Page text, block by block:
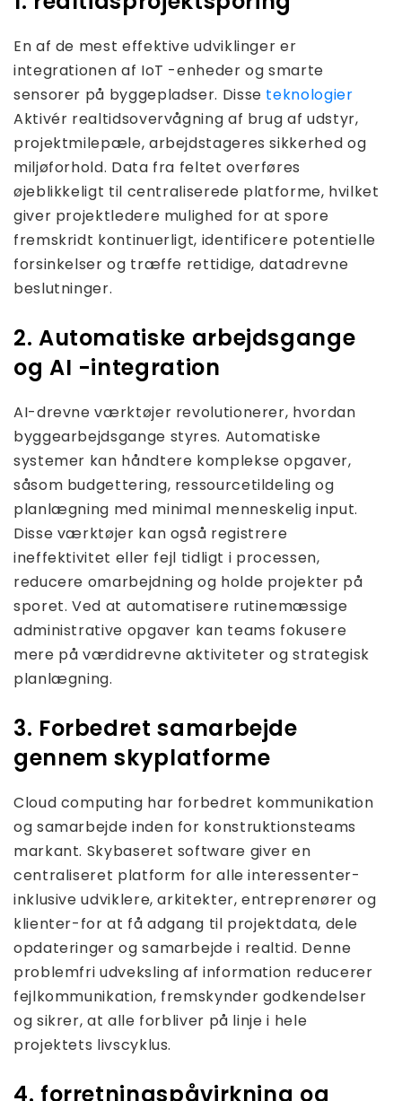
En af de mest effektive udviklinger er
integrationen af ​​IoT -enheder og smarte
sensorer på byggepladser. Disse teknologier
Aktivér realtidsovervågning af brug af udstyr,
projektmilepæle, arbejdstageres sikkerhed og
miljøforhold. Data fra feltet overføres
øjeblikkeligt til centraliserede platforme, hvilket
giver projektledere mulighed for at spore
fremskridt kontinuerligt, identificere potentielle
forsinkelser og træffe rettidige, datadrevne
beslutninger.
2. Automatiske arbejdsgange
og AI -integration
AI-drevne værktøjer revolutionerer, hvordan
byggearbejdsgange styres. Automatiske
systemer kan håndtere komplekse opgaver,
såsom budgettering, ressourcetildeling og
planlægning med minimal menneskelig input.
Disse værktøjer kan også registrere
ineffektivitet eller fejl tidligt i processen,
reducere omarbejdning og holde projekter på
sporet. Ved at automatisere rutinemæssige
administrative opgaver kan teams fokusere
mere på værdidrevne aktiviteter og strategisk
planlægning.
3. Forbedret samarbejde
gennem skyplatforme
Cloud computing har forbedret kommunikation
og samarbejde inden for konstruktionsteams
markant. Skybaseret software giver en
centraliseret platform for alle interessenter-
inklusive udviklere, arkitekter, entreprenører og
klienter-for at få adgang til projektdata, dele
opdateringer og samarbejde i realtid. Denne
problemfri udveksling af information reducerer
fejlkommunikation, fremskynder godkendelser
og sikrer, at alle forbliver på linje i hele
projektets livscyklus.
4. forretningspåvirkning og